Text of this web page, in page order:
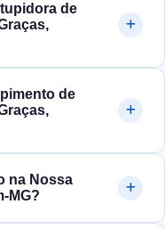
de
de
na Nossa